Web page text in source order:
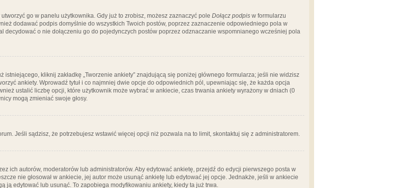
go w panelu użytkownika. Gdy już to zrobisz, możesz zaznaczyć pole Dołącz podpis w formularzu
dodawać podpis domyślnie do wszystkich Twoich postów, poprzez zaznaczenie odpowiedniego pola w
decydować o nie dołączeniu go do pojedynczych postów poprzez odznaczanie wspomnianego wcześniej pola
istniejącego, kliknij zakładkę „Tworzenie ankiety” znajdującą się poniżej głównego formularza; jeśli nie widzisz
ankiety. Wprowadź tytuł i co najmniej dwie opcje do odpowiednich pól, upewniając się, że każda opcja
ustalić liczbę opcji, które użytkownik może wybrać w ankiecie, czas trwania ankiety wyrażony w dniach (0
mogą zmieniać swoje głosy.
Jeśli sądzisz, że potrzebujesz wstawić więcej opcji niż pozwala na to limit, skontaktuj się z administratorem.
ich autorów, moderatorów lub administratorów. Aby edytować ankietę, przejdź do edycji pierwszego posta w
nie głosował w ankiecie, jej autor może usunąć ankietę lub edytować jej opcje. Jednakże, jeśli w ankiecie
ją edytować lub usunąć. To zapobiega modyfikowaniu ankiety, kiedy ta już trwa.